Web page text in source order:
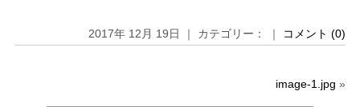
2017年 12月 19日 ｜ カテゴリー： ｜ コメント (0)
image-1.jpg »